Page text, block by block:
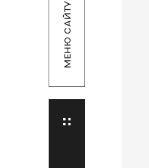
МЕНЮ САЙТУ